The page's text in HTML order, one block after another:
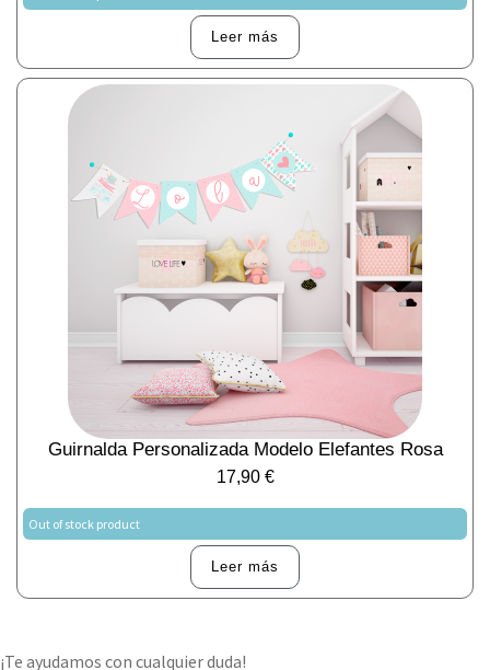
Leer más
Guirnalda Personalizada Modelo Elefantes Rosa
17,90 €
Out of stock product
Leer más
¡Te ayudamos con cualquier duda!